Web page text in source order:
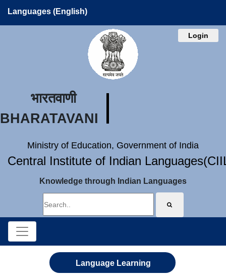
Languages (English)
Login
भारतवाणी
BHARATAVANI
Ministry of Education, Government of India
Central Institute of Indian
Knowledge through Indian Languages
Language Learning